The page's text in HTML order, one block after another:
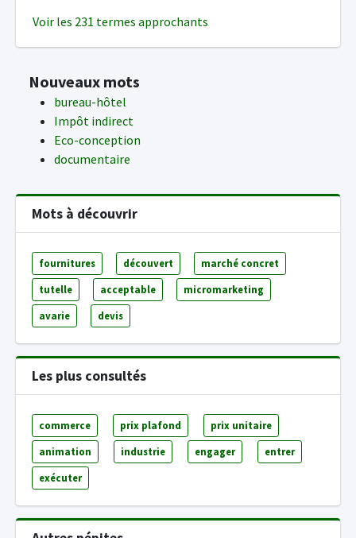
Voir les 231 termes approchants
Nouveaux mots
bureau-hôtel
Impôt indirect
Eco-conception
documentaire
Mots à découvrir
fournitures découvert marché concret
tutelle acceptable micromarketing
avarie devis
Les plus consultés
commerce prix plafond prix unitaire
animation industrie engager entrer
exécuter